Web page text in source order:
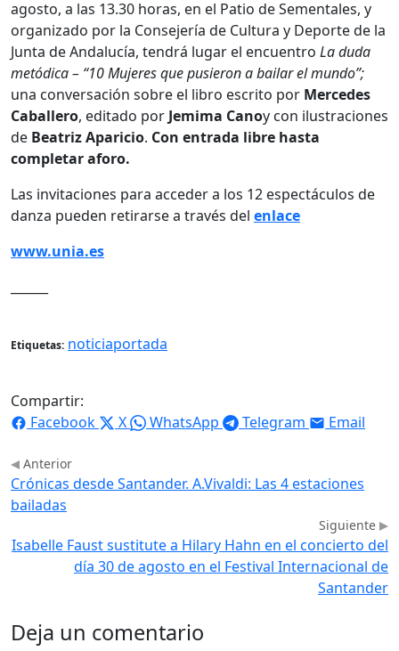
agosto, a las 13.30 horas, en el Patio de Sementales, y
organizado por la Consejería de Cultura y Deporte de la
Junta de Andalucía, tendrá lugar el encuentro La duda
metódica – “10 Mujeres que pusieron a bailar el mundo”;
una conversación sobre el libro escrito por Mercedes
Caballero, editado por Jemima Canoy con ilustraciones
de Beatriz Aparicio. Con entrada libre hasta
completar aforo.
Las invitaciones para acceder a los 12 espectáculos de
danza pueden retirarse a través del enlace
www.unia.es
Etiquetas: noticiaportada
Compartir:
Facebook
X WhatsApp Telegram Email
Anterior
Crónicas desde Santander. A.Vivaldi: Las 4 estaciones
bailadas
Siguiente
Isabelle Faust sustitute a Hilary Hahn en el concierto del
día 30 de agosto en el Festival Internacional de
Santander
Deja un comentario